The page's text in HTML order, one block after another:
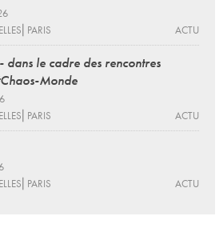
ACTU
dans le cadre des rencontres
Monde
ACTU
ACTU